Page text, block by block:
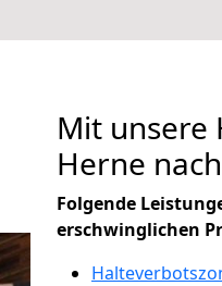
Mit unsere
Herne
Folgende
erschwinglichen